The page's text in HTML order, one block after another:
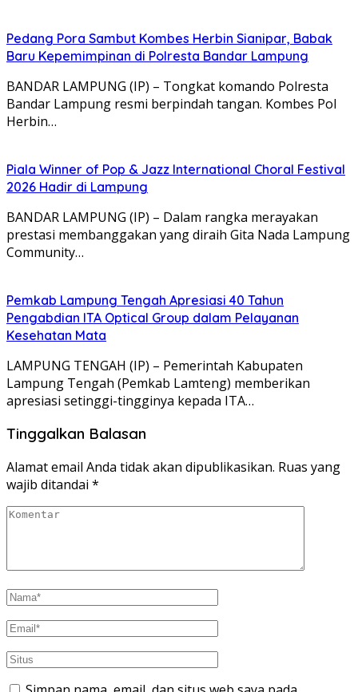
Pedang Pora Sambut Kombes Herbin Sianipar, Babak
Baru Kepemimpinan di Polresta Bandar Lampung
BANDAR LAMPUNG (IP) – Tongkat komando Polresta
Bandar Lampung resmi berpindah tangan. Kombes Pol
Herbin…
Piala Winner of Pop & Jazz International Choral Festival
2026 Hadir di Lampung
BANDAR LAMPUNG (IP) – Dalam rangka merayakan
prestasi membanggakan yang diraih Gita Nada Lampung
Community…
Pemkab Lampung Tengah Apresiasi 40 Tahun
Pengabdian ITA Optical Group dalam Pelayanan
Kesehatan Mata
LAMPUNG TENGAH (IP) – Pemerintah Kabupaten
Lampung Tengah (Pemkab Lamteng) memberikan
apresiasi setinggi-tingginya kepada ITA…
Tinggalkan Balasan
Alamat email Anda tidak akan dipublikasikan. Ruas yang
wajib ditandai *